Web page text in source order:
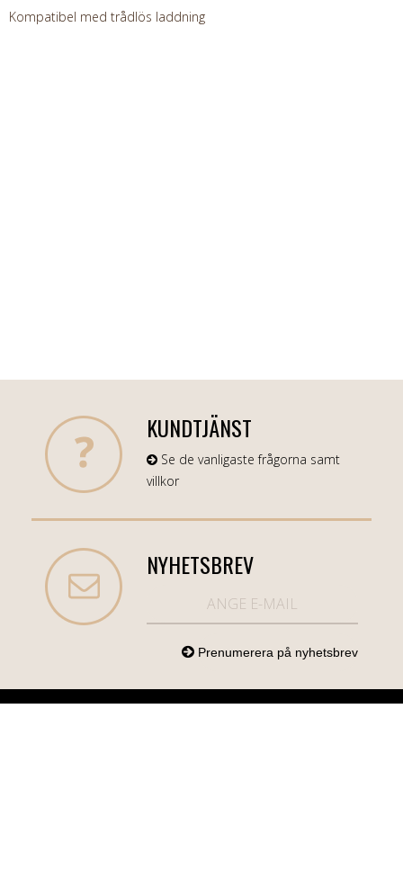
Kompatibel med trådlös laddning
KUNDTJÄNST
Se de vanligaste frågorna samt
villkor
NYHETSBREV